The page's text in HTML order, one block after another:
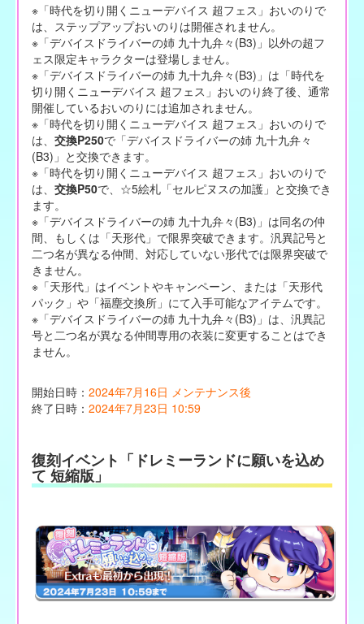
※「時代を切り開くニューデバイス 超フェス」おいのりで
は、ステップアップおいのりは開催されません。
※「デバイスドライバーの姉 九十九弁々(B3)」以外の超フ
ェス限定キャラクターは登場しません。
※「デバイスドライバーの姉 九十九弁々(B3)」は「時代を
切り開くニューデバイス 超フェス」おいのり終了後、通常
開催しているおいのりには追加されません。
※「時代を切り開くニューデバイス 超フェス」おいのりで
は、 交換P250で「デバイスドライバーの姉 九十九弁々
(B3)」と交換できます。
※「時代を切り開くニューデバイス 超フェス」おいのりで
は、 交換P50で、☆5絵札「セルピヌスの加護」と交換でき
ます。
※「デバイスドライバーの姉 九十九弁々(B3)」は同名の仲
間、もしくは「天形代」で限界突破できます。汎異記号と
二つ名が異なる仲間、対応していない形代では限界突破で
きません。
※「天形代」はイベントやキャンペーン、または「天形代
パック」や「福塵交換所」にて入手可能なアイテムです。
※「デバイスドライバーの姉 九十九弁々(B3)」は、汎異記
号と二つ名が異なる仲間専用の衣装に変更することはでき
ません。
開始日時： 2024年7月16日 メンテナンス後
終了日時： 2024年7月23日 10:59
復刻イベント「ドレミーランドに願いを込め
て 短縮版」